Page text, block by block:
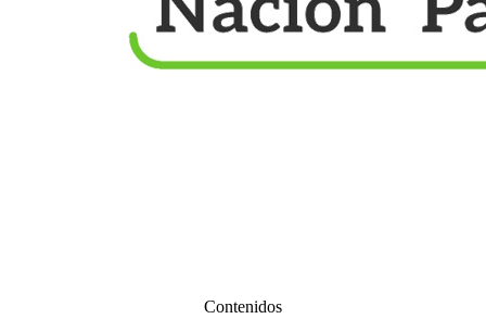
Contenidos